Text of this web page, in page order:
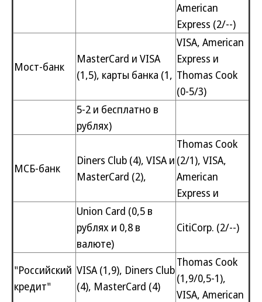
American
Express (2/--)
Мост-банк
MasterCard и VISA
(1,5), карты банка (1,
VISA, American
Express и
Thomas Cook
(0-5/3)
5-2 и бесплатно в
рублях)
МСБ-банк
Diners Club (4), VISA и
MasterCard (2),
Thomas Cook
(2/1), VISA,
American
Express и
Union Card (0,5 в
рублях и 0,8 в
валюте)
CitiCorp. (2/--)
"Российский
кредит"
VISA (1,9), Diners Club
(4), MasterCard (4)
Thomas Cook
(1,9/0,5-1),
VISA, American